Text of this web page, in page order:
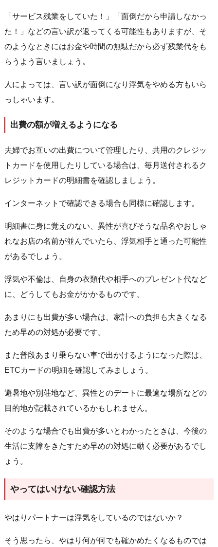
「サービス残業をしていた！」「面倒だから申請しなかっ
た！」などの言い訳が返ってくる可能性もありますが、そ
のようなときにはお金や時間の無駄だから必ず残業代をも
らうよう言いましょう。
人によっては、言い訳が面倒になり浮気をやめる方もいら
っしゃいます。
出費の額が増えるようになる
夫婦でお互いの出費について管理したり、共用のクレジッ
トカードを使用したりしている場合は、毎月送付されるク
レジットカードの明細書を確認しましょう。
インターネットで確認できる場合も同様に確認します。
明細書に身に覚えのない、異性が喜びそうな品名やおしゃ
れなお店の名前が並んでいたら、浮気相手と通った可能性
があるでしょう。
浮気や不倫は、自身の衣類代や相手へのプレゼント代など
に、どうしてもお金がかかるものです。
あまりにも出費が多い場合は、家計への負担も大きくなる
ため早めの対処が必要です。
また普段あまり乗らない車で出かけるようになった際は、
ETCカードの明細を確認してみましょう。
避暑地や別荘地など、異性とのデートに最適な場所などの
目的地が記載されているかもしれません。
そのような場合でも出費が多いとわかったときは、今後の
生活に支障をきたすため早めの対処に動く必要があるでし
ょう。
やってはいけない確認方法
やはりパートナーは浮気をしているのではないか？
そう思ったら、やはり何が何でも確かめたくなるものでは